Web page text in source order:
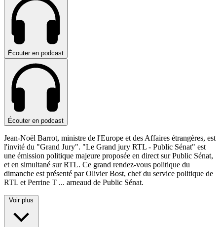
Écouter en podcast
Écouter en podcast
Jean-Noël Barrot, ministre de l'Europe et des Affaires étrangères, est
l'invité du "Grand Jury". "Le Grand jury RTL - Public Sénat" est
une émission politique majeure proposée en direct sur Public Sénat,
et en simultané sur RTL. Ce grand rendez-vous politique du
dimanche est présenté par Olivier Bost, chef du service politique de
RTL et Perrine T ... arneaud de Public Sénat.
Voir plus